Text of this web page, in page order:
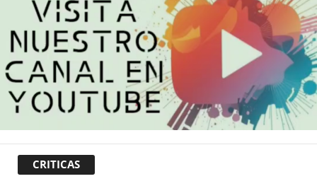
CRITICAS